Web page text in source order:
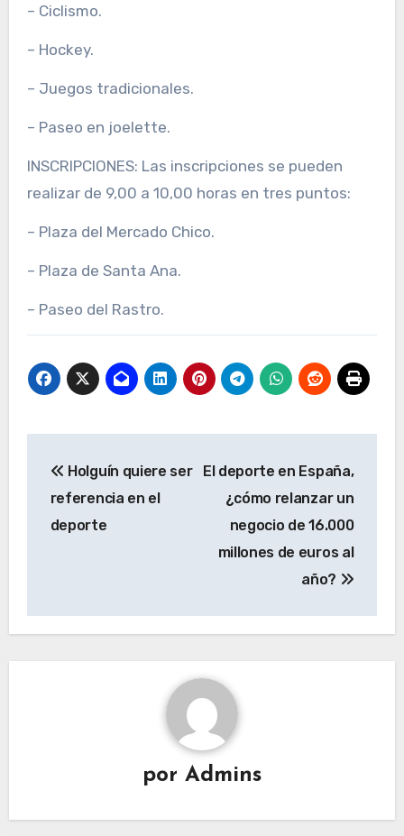
– Ciclismo.
– Hockey.
– Juegos tradicionales.
– Paseo en joelette.
INSCRIPCIONES: Las inscripciones se pueden
realizar de 9,00 a 10,00 horas en tres puntos:
– Plaza del Mercado Chico.
– Plaza de Santa Ana.
– Paseo del Rastro.
de
entradas
Holguín quiere ser
referencia en el
deporte
El deporte en España,
¿cómo relanzar un
negocio de 16.000
millones de euros al
año?
por Admins